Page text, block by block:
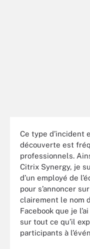
Ce type d’incident
découverte est
professionnels.
Citrix Synergy, je
d’un employé de
pour s’annoncer
clairement le nom
Facebook que je
sur tout ce qu’il
participants à